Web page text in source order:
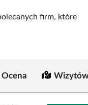
firm, które
Ocena